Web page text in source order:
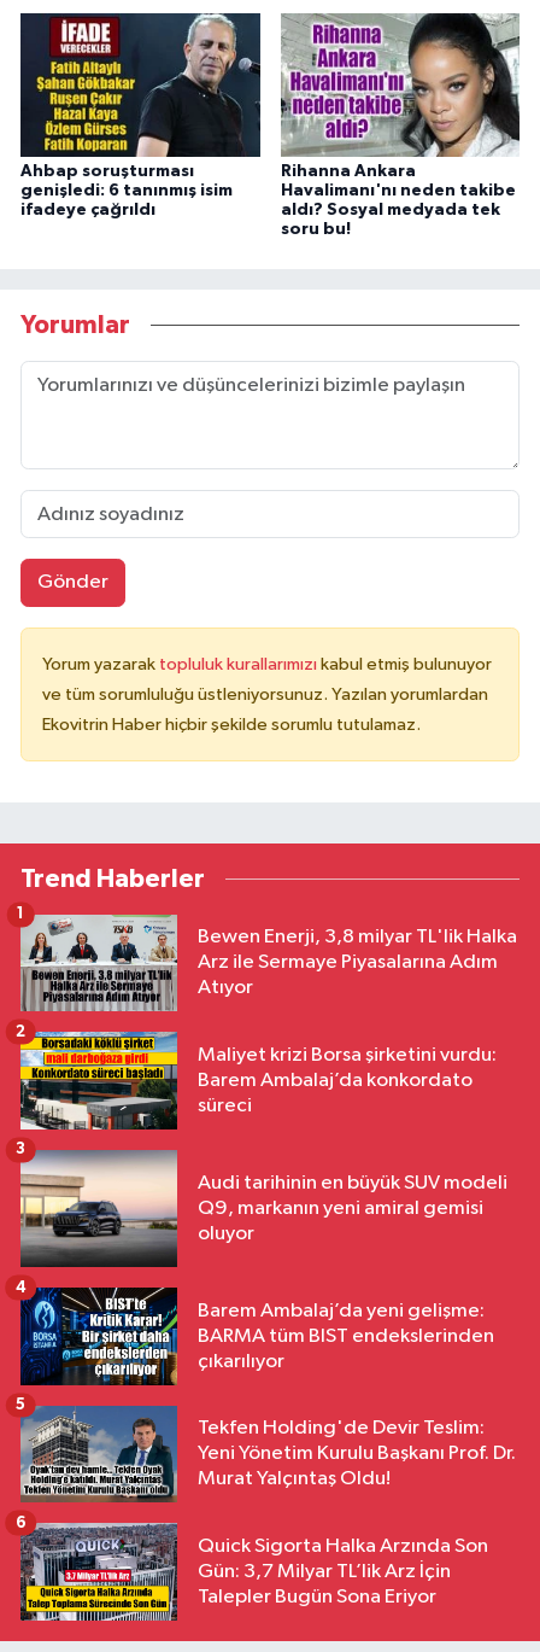
Ahbap soruşturması
genişledi: 6 tanınmış isim
ifadeye çağrıldı
Rihanna Ankara
Havalimanı'nı neden takibe
aldı? Sosyal medyada tek
soru bu!
Yorumlar
Gönder
Yorum yazarak topluluk kurallarımızı kabul etmiş bulunuyor
ve tüm sorumluluğu üstleniyorsunuz. Yazılan yorumlardan
Ekovitrin Haber hiçbir şekilde sorumlu tutulamaz.
Trend Haberler
Bewen Enerji, 3,8 milyar TL'lik Halka
Arz ile Sermaye Piyasalarına Adım
Atıyor
1
Maliyet krizi Borsa şirketini vurdu:
Barem Ambalaj’da konkordato
süreci
2
Audi tarihinin en büyük SUV modeli
Q9, markanın yeni amiral gemisi
oluyor
3
Barem Ambalaj’da yeni gelişme:
BARMA tüm BIST endekslerinden
çıkarılıyor
4
Tekfen Holding'de Devir Teslim:
Yeni Yönetim Kurulu Başkanı Prof. Dr.
Murat Yalçıntaş Oldu!
5
Quick Sigorta Halka Arzında Son
Gün: 3,7 Milyar TL’lik Arz İçin
Talepler Bugün Sona Eriyor
6